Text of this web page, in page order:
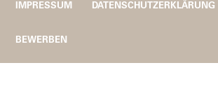
IMPRESSUM DATENSCHUTZERKLÄRUNG
BEWERBEN